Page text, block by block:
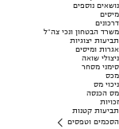
נושאים נוספים
מיסים
דרכונים
משרד הבטחון ונכי צה"ל
תביעות יצוגיות
אגרות ומיסים
ניצולי שואה
סימני מסחר
מכס
ניכוי מס
מס הכנסה
זכויות
תביעות קטנות
הסכמים וטפסים